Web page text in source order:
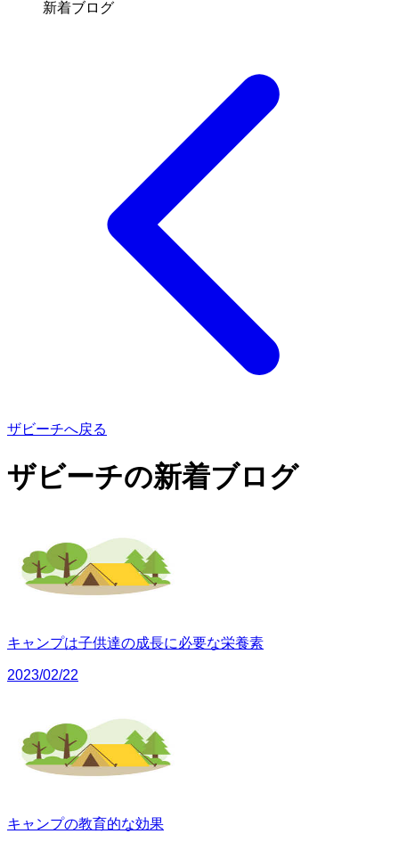
新着ブログ
ザビーチへ戻る
ザビーチの新着ブログ
キャンプは子供達の成長に必要な栄養素
2023/02/22
キャンプの教育的な効果